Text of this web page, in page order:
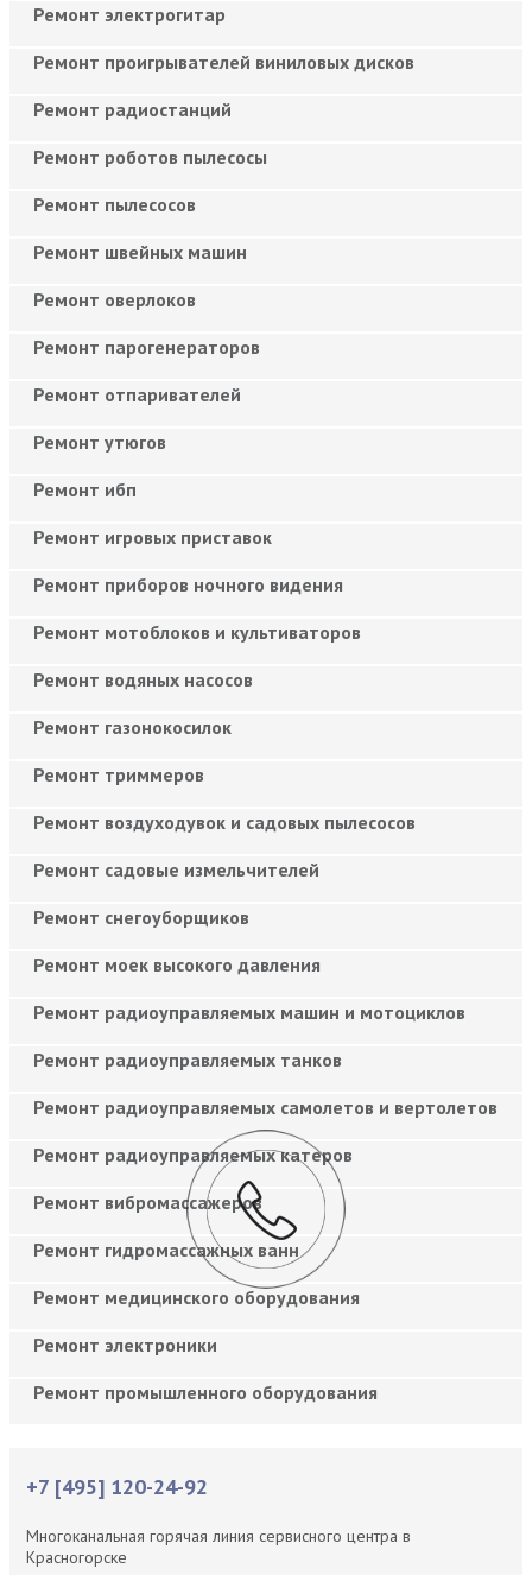
Ремонт электрогитар
Ремонт проигрывателей виниловых дисков
Ремонт радиостанций
Ремонт роботов пылесосы
Ремонт пылесосов
Ремонт швейных машин
Ремонт оверлоков
Ремонт парогенераторов
Ремонт отпаривателей
Ремонт утюгов
Ремонт ибп
Ремонт игровых приставок
Ремонт приборов ночного видения
Ремонт мотоблоков и культиваторов
Ремонт водяных насосов
Ремонт газонокосилок
Ремонт триммеров
Ремонт воздуходувок и садовых пылесосов
Ремонт садовые измельчителей
Ремонт снегоуборщиков
Ремонт моек высокого давления
Ремонт радиоуправляемых машин и мотоциклов
Ремонт радиоуправляемых танков
Ремонт радиоуправляемых самолетов и вертолетов
Ремонт радиоуправляемых катеров
Ремонт вибромассажеров
Ремонт гидромассажных ванн
Ремонт медицинского оборудования
Ремонт электроники
Ремонт промышленного оборудования
+7 [495] 120-24-92
Многоканальная горячая линия сервисного центра в
Красногорске